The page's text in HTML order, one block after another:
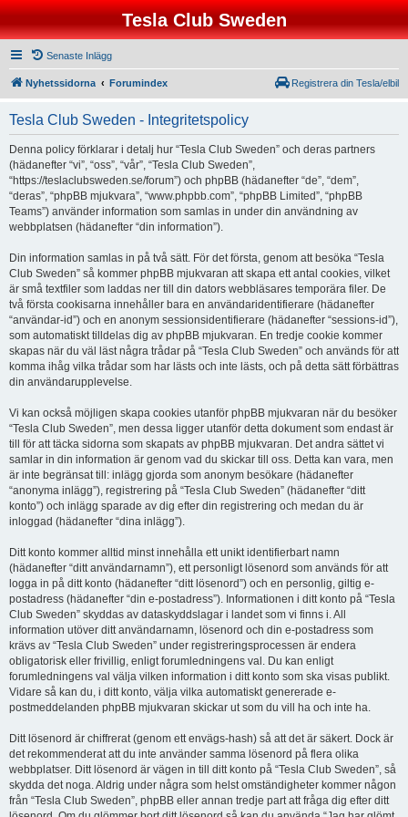
Tesla Club Sweden
Senaste Inlägg
Nyhetssidorna Forumindex Registrera din Tesla/elbil
Tesla Club Sweden - Integritetspolicy
Denna policy förklarar i detalj hur “Tesla Club Sweden” och deras partners
(hädanefter “vi”, “oss”, “vår”, “Tesla Club Sweden”,
“https://teslaclubsweden.se/forum”) och phpBB (hädanefter “de”, “dem”,
“deras”, “phpBB mjukvara”, “www.phpbb.com”, “phpBB Limited”, “phpBB
Teams”) använder information som samlas in under din användning av
webbplatsen (hädanefter “din information”).
Din information samlas in på två sätt. För det första, genom att besöka “Tesla
Club Sweden” så kommer phpBB mjukvaran att skapa ett antal cookies, vilket
är små textfiler som laddas ner till din dators webbläsares temporära filer. De
två första cookisarna innehåller bara en användaridentifierare (hädanefter
“användar-id”) och en anonym sessionsidentifierare (hädanefter “sessions-id”),
som automatiskt tilldelas dig av phpBB mjukvaran. En tredje cookie kommer
skapas när du väl läst några trådar på “Tesla Club Sweden” och används för att
komma ihåg vilka trådar som har lästs och inte lästs, och på detta sätt förbättras
din användarupplevelse.
Vi kan också möjligen skapa cookies utanför phpBB mjukvaran när du besöker
“Tesla Club Sweden”, men dessa ligger utanför detta dokument som endast är
till för att täcka sidorna som skapats av phpBB mjukvaran. Det andra sättet vi
samlar in din information är genom vad du skickar till oss. Detta kan vara, men
är inte begränsat till: inlägg gjorda som anonym besökare (hädanefter
“anonyma inlägg”), registrering på “Tesla Club Sweden” (hädanefter “ditt
konto”) och inlägg sparade av dig efter din registrering och medan du är
inloggad (hädanefter “dina inlägg”).
Ditt konto kommer alltid minst innehålla ett unikt identifierbart namn
(hädanefter “ditt användarnamn”), ett personligt lösenord som används för att
logga in på ditt konto (hädanefter “ditt lösenord”) och en personlig, giltig e-
postadress (hädanefter “din e-postadress”). Informationen i ditt konto på “Tesla
Club Sweden” skyddas av dataskyddslagar i landet som vi finns i. All
information utöver ditt användarnamn, lösenord och din e-postadress som
krävs av “Tesla Club Sweden” under registreringsprocessen är endera
obligatorisk eller frivillig, enligt forumledningens val. Du kan enligt
forumledningens val välja vilken information i ditt konto som ska visas publikt.
Vidare så kan du, i ditt konto, välja vilka automatiskt genererade e-
postmeddelanden phpBB mjukvaran skickar ut som du vill ha och inte ha.
Ditt lösenord är chiffrerat (genom ett envägs-hash) så att det är säkert. Dock är
det rekommenderat att du inte använder samma lösenord på flera olika
webbplatser. Ditt lösenord är vägen in till ditt konto på “Tesla Club Sweden”, så
skydda det noga. Aldrig under några som helst omständigheter kommer någon
från “Tesla Club Sweden”, phpBB eller annan tredje part att fråga dig efter ditt